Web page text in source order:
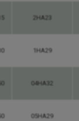
2HA23
1HA29
04HA32
05HA29